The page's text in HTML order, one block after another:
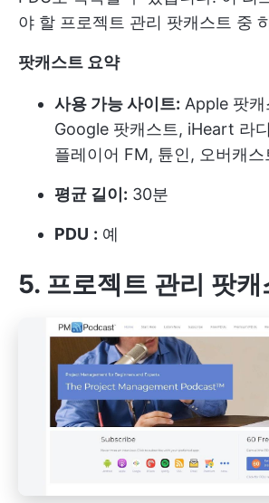
야 할 프로젝트 관리 팟캐스트 중
팟캐스트 요약
사용 가능 사이트: Apple 팟
Google 팟캐스트, iHeart 라
플레이어 FM, 튠인, 오버캐스
평균 길이: 30분
PDU : 예
5. 프로젝트 관리 팟캐